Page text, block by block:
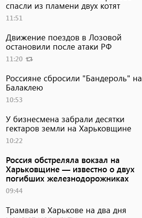
спасли из пламени двух котят
11:51
Движение поездов в Лозовой
остановили после атаки РФ
11:20
Россияне сбросили "Бандероль" на
Балаклею
10:53
У бизнесмена забрали десятки
гектаров земли на Харьковщине
10:22
Россия обстреляла вокзал на
Харьковщине — известно о двух
погибших железнодорожниках
09:44
Трамваи в Харькове на два дня